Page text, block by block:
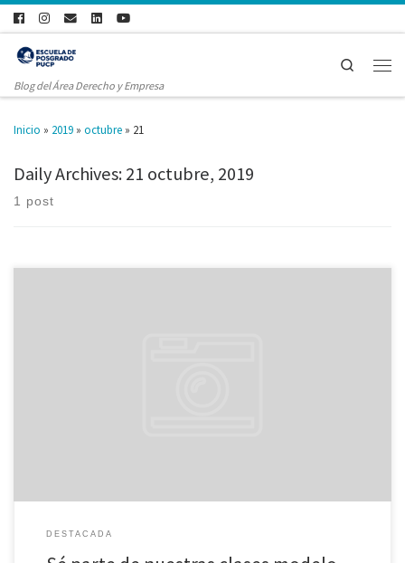
Blog del Área Derecho y Empresa
Search
Inicio » 2019 » octubre » 21
Daily Archives:21 octubre, 2019
1 post
DESTACADA